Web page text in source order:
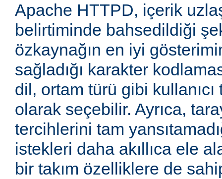
Apache HTTPD, içerik
belirtiminde bahsedildiği
özkaynağın en iyi
sağladığı karakter
dil, ortam türü gibi
olarak seçebilir. Ayrıca,
tercihlerini tam
istekleri daha akıllıca ele
bir takım özelliklere de